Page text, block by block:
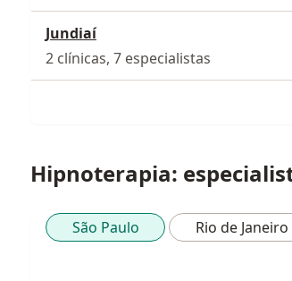
Jundiaí
2 clínicas, 7 especialistas
Hipnoterapia:
São Paulo Rio de Janeiro